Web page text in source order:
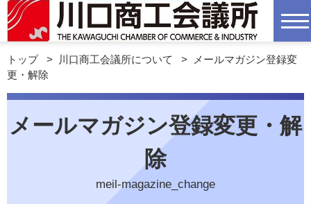
トップ> 川口商工会議所について >
メールマガジン登録変
更・解除
メールマガジン登録変更・解
除
meil-magazine_change